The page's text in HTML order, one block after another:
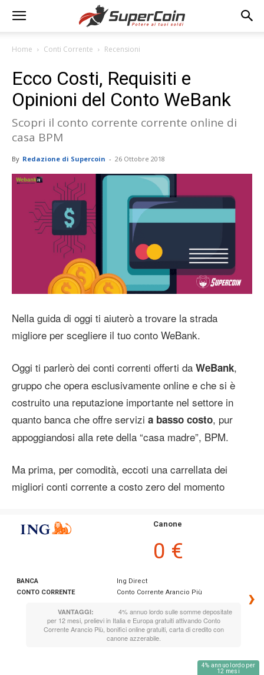
Home Conti Corrente Recensioni
Ecco Costi, Requisiti e
Opinioni del Conto WeBank
Scopri il conto corrente corrente online di
casa BPM
By Redazione di Supercoin - 26 Ottobre 2018
Nella guida di oggi ti aiuterò a trovare la strada
migliore per scegliere il tuo conto WeBank.
Oggi ti parlerò dei conti correnti offerti da WeBank,
gruppo che opera esclusivamente online e che si è
costruito una reputazione importante nel settore in
quanto banca che offre servizi a basso costo, pur
appoggiandosi alla rete della “casa madre”, BPM.
Ma prima, per comodità, eccoti una carrellata dei
migliori conti corrente a costo zero del momento
BANCA
Ing Direct
CONTO CORRENTE
Conto Corrente Arancio Più
VANTAGGI:
4% annuo lordo sulle somme depositate
per 12 mesi, prelievi in Italia e Europa gratuiti attivando Conto
Corrente Arancio Più, bonifici online gratuiti, carta di credito con
canone azzerabile.
Canone
0 €
›
4% annuo lordo per
12 mesi